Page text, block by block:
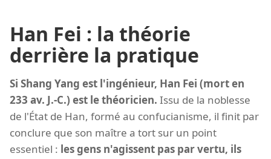
Han Fei : la théorie
derrière la pratique
Si Shang Yang est l'ingénieur, Han Fei (mort en
233 av. J.-C.) est le théoricien. Issu de la noblesse
de l'État de Han, formé au confucianisme, il finit par
conclure que son maître a tort sur un point
essentiel : les gens n'agissent pas par vertu, ils